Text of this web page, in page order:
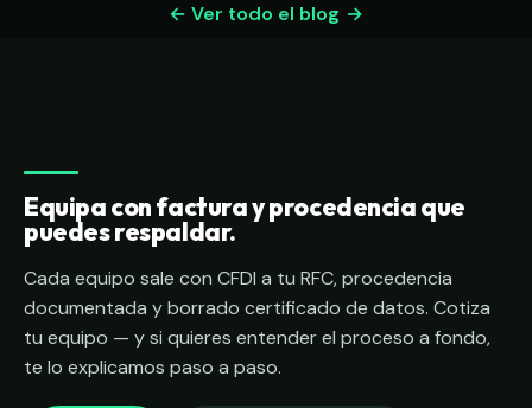
← Ver todo el blog
Equipa con factura y procedencia que
puedes respaldar.
Cada equipo sale con CFDI a tu RFC, procedencia
documentada y borrado certificado de datos. Cotiza
tu equipo — y si quieres entender el proceso a fondo,
te lo explicamos paso a paso.